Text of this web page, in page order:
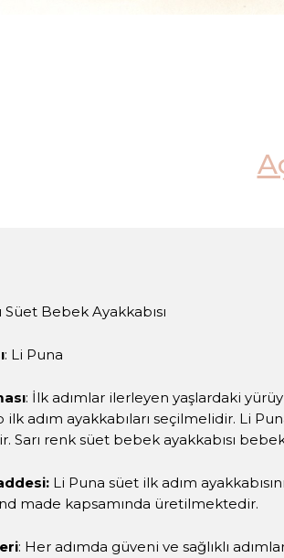
Süet Bebek Ayakkabısı
: Li Puna
: İlk adımlar ilerleyen yaşlardaki
ilk adım ayakkabıları seçilmelidir. Li
Sarı renk süet bebek ayakkabısı
Li Puna süet ilk adım
made kapsamında üretilmektedir.
: Her adımda güveni ve sağlıklı